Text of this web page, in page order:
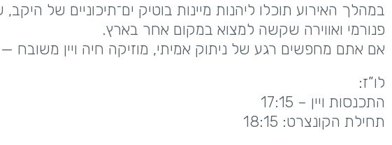
במהלך האירוע תוכלו ליהנות מיינות בוטיק ים־תיכוניים של
פנורמי ואווירה שקשה למצוא במקום אחר בארץ.
אם אתם מחפשים רגע של ניתוק אמיתי, מוזיקה חיה ויין משובח
לו”ז:
התכנסות ויין – 17:15
תחילת הקונצרט: 18:15